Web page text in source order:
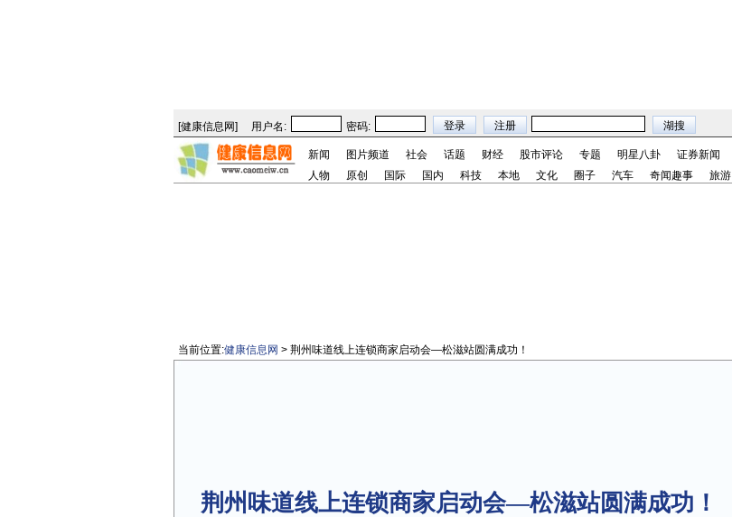
[健康信息网] 用户名: 密码:
新闻 图片频道 社会 话题 财经 股市评论 专题 明星八卦 证券新闻
人物
原创 国际 国内 科技 本地 文化 圈子 汽车 奇闻趣事 旅游
当前位置:健康信息网 > 荆州味道线上连锁商家启动会—松滋站圆满成功！
荆州味道线上连锁商家启动会—松滋站圆满成功！